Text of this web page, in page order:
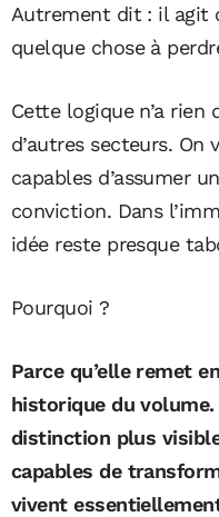
Autrement dit : il agit
quelque chose à
Cette logique n’a rien
d’autres secteurs.
capables d’assumer
conviction. Dans
idée reste presque
Pourquoi ?
Parce qu’elle remet
historique du volume.
distinction plus
capables de
vivent